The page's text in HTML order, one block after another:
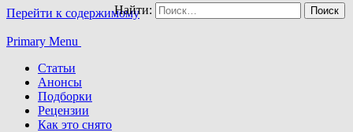
Перейти к содержимому
Primary Menu
Статьи
Анонсы
Подборки
Рецензии
Как это снято
Найти: